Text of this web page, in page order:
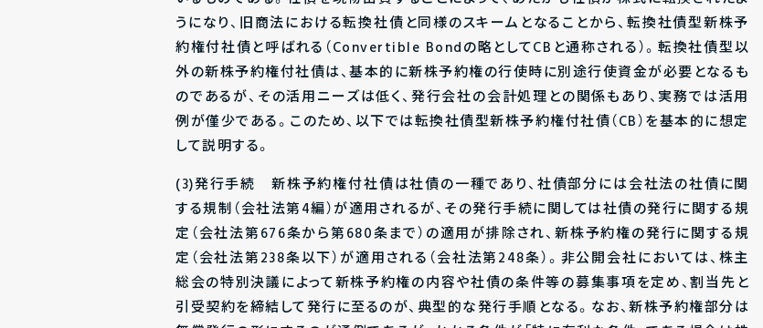
うになり、旧商法における転換社債と同様のスキームとなることから、転換社債型新株予
約権付社債と呼ばれる（Convertible Bondの略としてCBと通称される）。転換社債型以
外の新株予約権付社債は、基本的に新株予約権の行使時に別途行使資金が必要となるも
のであるが、その活用ニーズは低く、発行会社の会計処理との関係もあり、実務では活用
例が僅少である。このため、以下では転換社債型新株予約権付社債（CB）を基本的に想定
して説明する。
(3)発行手続 新株予約権付社債は社債の一種であり、社債部分には会社法の社債に関
する規制（会社法第4編）が適用されるが、その発行手続に関しては社債の発行に関する規
定（会社法第676条から第680条まで）の適用が排除され、新株予約権の発行に関する規
定（会社法第238条以下）が適用される（会社法第248条）。非公開会社においては、株主
総会の特別決議によって新株予約権の内容や社債の条件等の募集事項を定め、割当先と
引受契約を締結して発行に至るのが、典型的な発行手順となる。なお、新株予約権部分は